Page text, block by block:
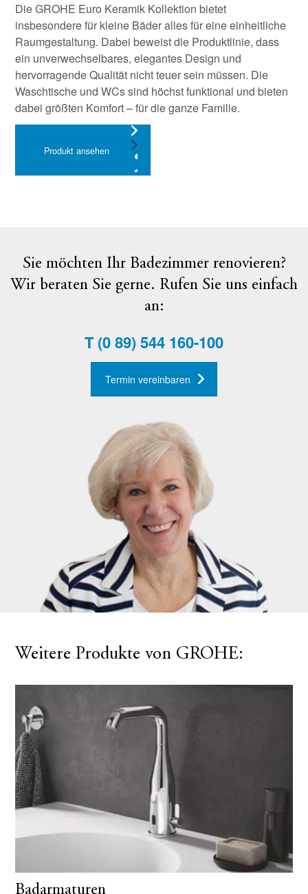
Die GROHE Euro Keramik Kollektion bietet
insbesondere für kleine Bäder alles für eine einheitliche
Raumgestaltung. Dabei beweist die Produktlinie, dass
ein unverwechselbares, elegantes Design und
hervorragende Qualität nicht teuer sein müssen. Die
Waschtische und WCs sind höchst funktional und bieten
dabei größten Komfort – für die ganze Familie.
Produkt ansehen
Sie möchten Ihr Badezimmer renovieren?
Wir beraten Sie gerne. Rufen Sie uns einfach
an:
T(0 89) 544 160-100
Termin vereinbaren
Weitere Produkte von GROHE:
Badarmaturen